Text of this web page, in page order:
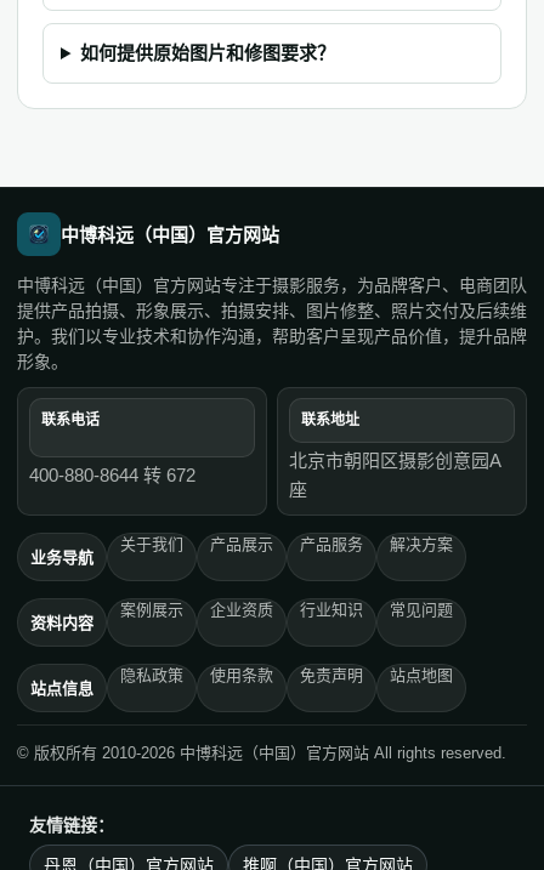
如何提供原始图片和修图要求？
中博科远（中国）官方网站
中博科远（中国）官方网站专注于摄影服务，为品牌客户、电商团队
提供产品拍摄、形象展示、拍摄安排、图片修整、照片交付及后续维
护。我们以专业技术和协作沟通，帮助客户呈现产品价值，提升品牌
形象。
联系电话
400-880-8644 转 672
联系地址
北京市朝阳区摄影创意园A
座
业务导航
关于我们 产品展示 产品服务 解决方案
资料内容
案例展示 企业资质 行业知识 常见问题
站点信息
隐私政策 使用条款 免责声明 站点地图
© 版权所有 2010-2026 中博科远（中国）官方网站 All rights reserved.
友情链接：
丹恩（中国）官方网站 推啊（中国）官方网站